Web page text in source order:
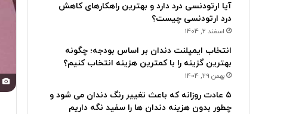
آیا ارتودنسی درد دارد و بهترین راهکارهای کاهش
درد ارتودنسی چیست؟
اسفند 2, 1404
انتخاب ایمپلنت دندان بر اساس بودجه؛ چگونه
بهترین گزینه را با کمترین هزینه انتخاب کنیم؟
بهمن 29, 1404
۵ عادت روزانه که باعث تغییر رنگ دندان می شود و
چطور بدون هزینه دندان ها را سفید نگه داریم